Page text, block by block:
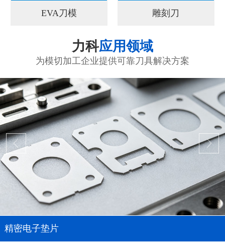
EVA刀模 雕刻刀
力科应用领域
为模切加工企业提供可靠刀具解决方案
精密电子垫片